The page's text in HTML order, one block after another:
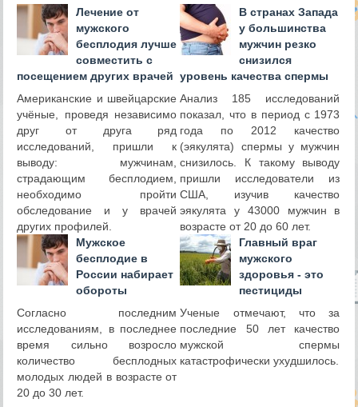
Лечение от
мужского
бесплодия лучше
совместить с
посещением других врачей
Американские и швейцарские
учёные, проведя независимо
друг от друга ряд
исследований, пришли к
выводу: мужчинам,
страдающим бесплодием,
необходимо пройти
обследование и у врачей
других профилей.
В странах Запада
у большинства
мужчин резко
снизился
уровень качества спермы
Анализ 185 исследований
показал, что в период с 1973
года по 2012 качество
(эякулята) спермы у мужчин
снизилось. К такому выводу
пришли исследователи из
США, изучив качество
эякулята у 43000 мужчин в
возрасте от 20 до 60 лет.
Мужское
бесплодие в
России набирает
обороты
Согласно последним
исследованиям, в последнее
время сильно возросло
количество бесплодных
молодых людей в возрасте от
20 до 30 лет.
Главный враг
мужского
здоровья - это
пестициды
Ученые отмечают, что за
последние 50 лет качество
мужской спермы
катастрофически ухудшилось.